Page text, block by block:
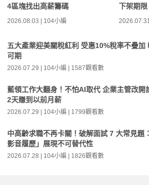
4區塊找出高薪籌碼
2026.08.03 | 104小編
下架期限
五大產業迎美關稅紅利 受惠10%稅率不疊加
可期
2026.07.29 | 104小編 | 1587觀看數
藍領工作大翻身！不怕AI取代 企業主管改開
2天賺到以前月薪
2026.07.29 | 104小編 | 1799觀看數
中高齡求職不再卡關！破解面試 7 大常見題
影音履歷」展現不可替代性
2026.07.28 | 104小編 | 1826觀看數